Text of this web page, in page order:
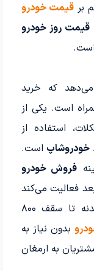
برقیمت خودرو
قیمت روز خودرو
است.
می‌دهد که خرید
است. یکی از
استفاده از
خودروشاپ است.
فروش خودرو
از سال ۱۳۹۰ به بعد فعالیت می‌کند
و با ارائه ضمانت کارشناسی فنی و بدنه تا سقف ۸۰۰
بدون نیاز به
به ارمغان